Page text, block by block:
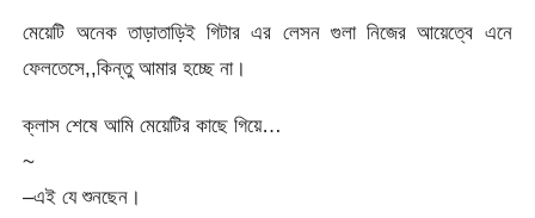
মেয়েটি অনেক তাড়াতাড়িই গিটার এর লেসন গুলা নিজের আয়েত্বে এনে
ফেলতেসে,,কিন্তু আমার হচ্ছে না।
ক্লাস শেষে আমি মেয়েটির কাছে গিয়ে…
~
–এই যে শুনছেন।